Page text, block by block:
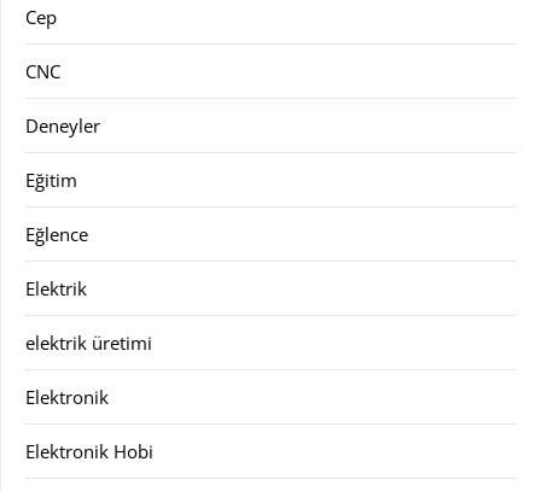
Cep
CNC
Deneyler
Eğitim
Eğlence
Elektrik
elektrik üretimi
Elektronik
Elektronik Hobi